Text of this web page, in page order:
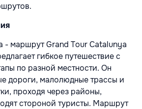
- маршрут Grand Tour Catalunya
гибкое путешествие с
по разной местности. Он
дороги, малолюдные трассы и
проходя через районы,
стороной туристы. Маршрут